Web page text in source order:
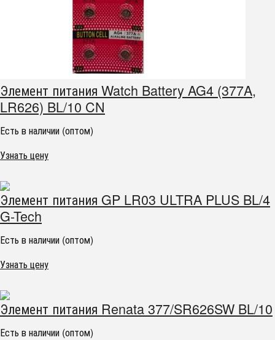
Элемент питания Watch Battery AG4 (377A,
LR626) BL/10 CN
Есть в наличии (оптом)
Узнать цену
Элемент питания GP LR03 ULTRA PLUS BL/4
G-Tech
Есть в наличии (оптом)
Узнать цену
Элемент питания Renata 377/SR626SW BL/10
Есть в наличии (оптом)